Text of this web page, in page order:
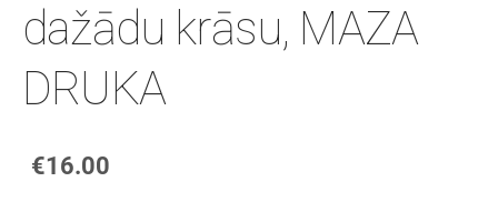
dažādu krāsu, MAZA
DRUKA
€16.00